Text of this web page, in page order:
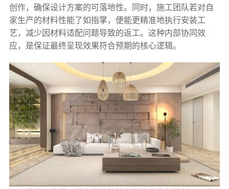
创作，确保设计方案的可落地性。同时，施工团队若对自
家生产的材料性能了如指掌，便能更精准地执行安装工
艺，减少因材料适配问题导致的返工。这种内部协同效
应，是保证最终呈现效果符合预期的核心逻辑。